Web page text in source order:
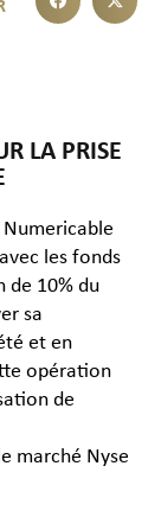
LA PRISE
les fonds
de 10% du
sa
et en
opération
de
marché Nyse